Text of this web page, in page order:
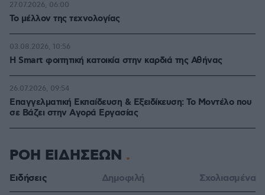
Το μέλλον της τεχνολογίας
27.07.2026, 06:00
Η Smart φοιτητική κατοικία στην καρδιά της Αθήνας
03.08.2026, 10:56
Επαγγελματική Εκπαίδευση & Εξειδίκευση: Το Mοντέλο που
σε Bάζει στην Aγορά Eργασίας
26.07.2026, 09:54
ΡΟΗ ΕΙΔΗΣΕΩΝ
Ειδήσεις Δημοφιλή Σχολιασμένα